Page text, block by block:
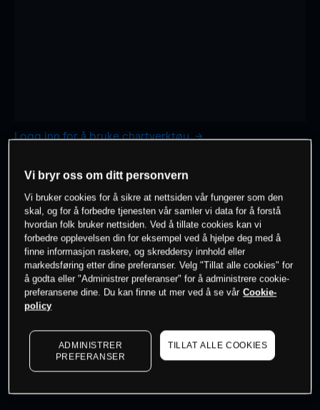
Logg inn for å bruke chartverktøy
1 time
7 dager
-
30 dager
-
0% av kunder er
Søk om konto
Vi bryr oss om ditt personvern
Vi bruker cookies for å sikre at nettsiden vår fungerer som den
skal, og for å forbedre tjenesten vår samler vi data for å forstå
hvordan folk bruker nettsiden. Ved å tillate cookies kan vi
forbedre opplevelsen din for eksempel ved å hjelpe deg med å
finne informasjon raskere, og skreddersy innhold eller
markedsføring etter dine preferanser. Velg "Tillat alle cookies" for
å godta eller "Administrer preferanser" for å administrere cookie-
preferansene dine. Du kan finne ut mer ved å se vår Cookie-
policy
ADMINISTRER
PREFERANSER
TILLAT ALLE COOKIES